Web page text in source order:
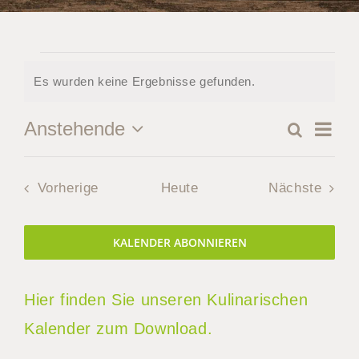
Veranstaltungen
Es wurden keine Ergebnisse gefunden.
Suche
Anstehende
VorherigeVeranstaltungen
Heute
Nächste
KALENDER ABONNIEREN
Hier finden Sie unseren Kulinarischen
Kalender zum Download.